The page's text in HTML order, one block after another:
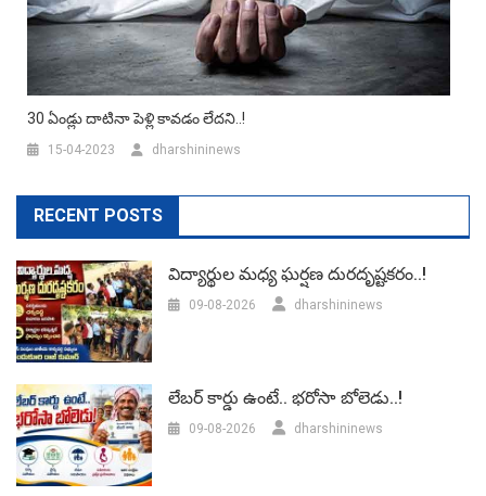
30 ఏండ్లు దాటినా పెళ్లి కావడం లేదని..!
15-04-2023 dharshininews
RECENT POSTS
విద్యార్థుల మధ్య ఘర్షణ దురదృష్టకరం..!
09-08-2026 dharshininews
లేబర్‌ కార్డు ఉంటే.. భరోసా బోలెడు..!
09-08-2026 dharshininews